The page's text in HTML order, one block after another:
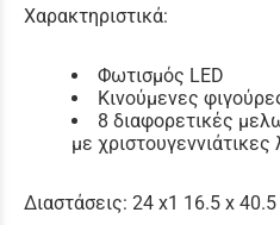
Χαρακτηριστικά:
Φωτισμός LED
Κινούμενες
8 διαφορετικές
με
Διαστάσεις: 24 x1 16.5 x